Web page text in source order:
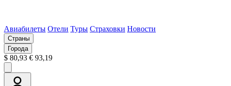
Авиабилеты Отели Туры Страховки Новости
Страны
Города
$ 80,93 € 93,19